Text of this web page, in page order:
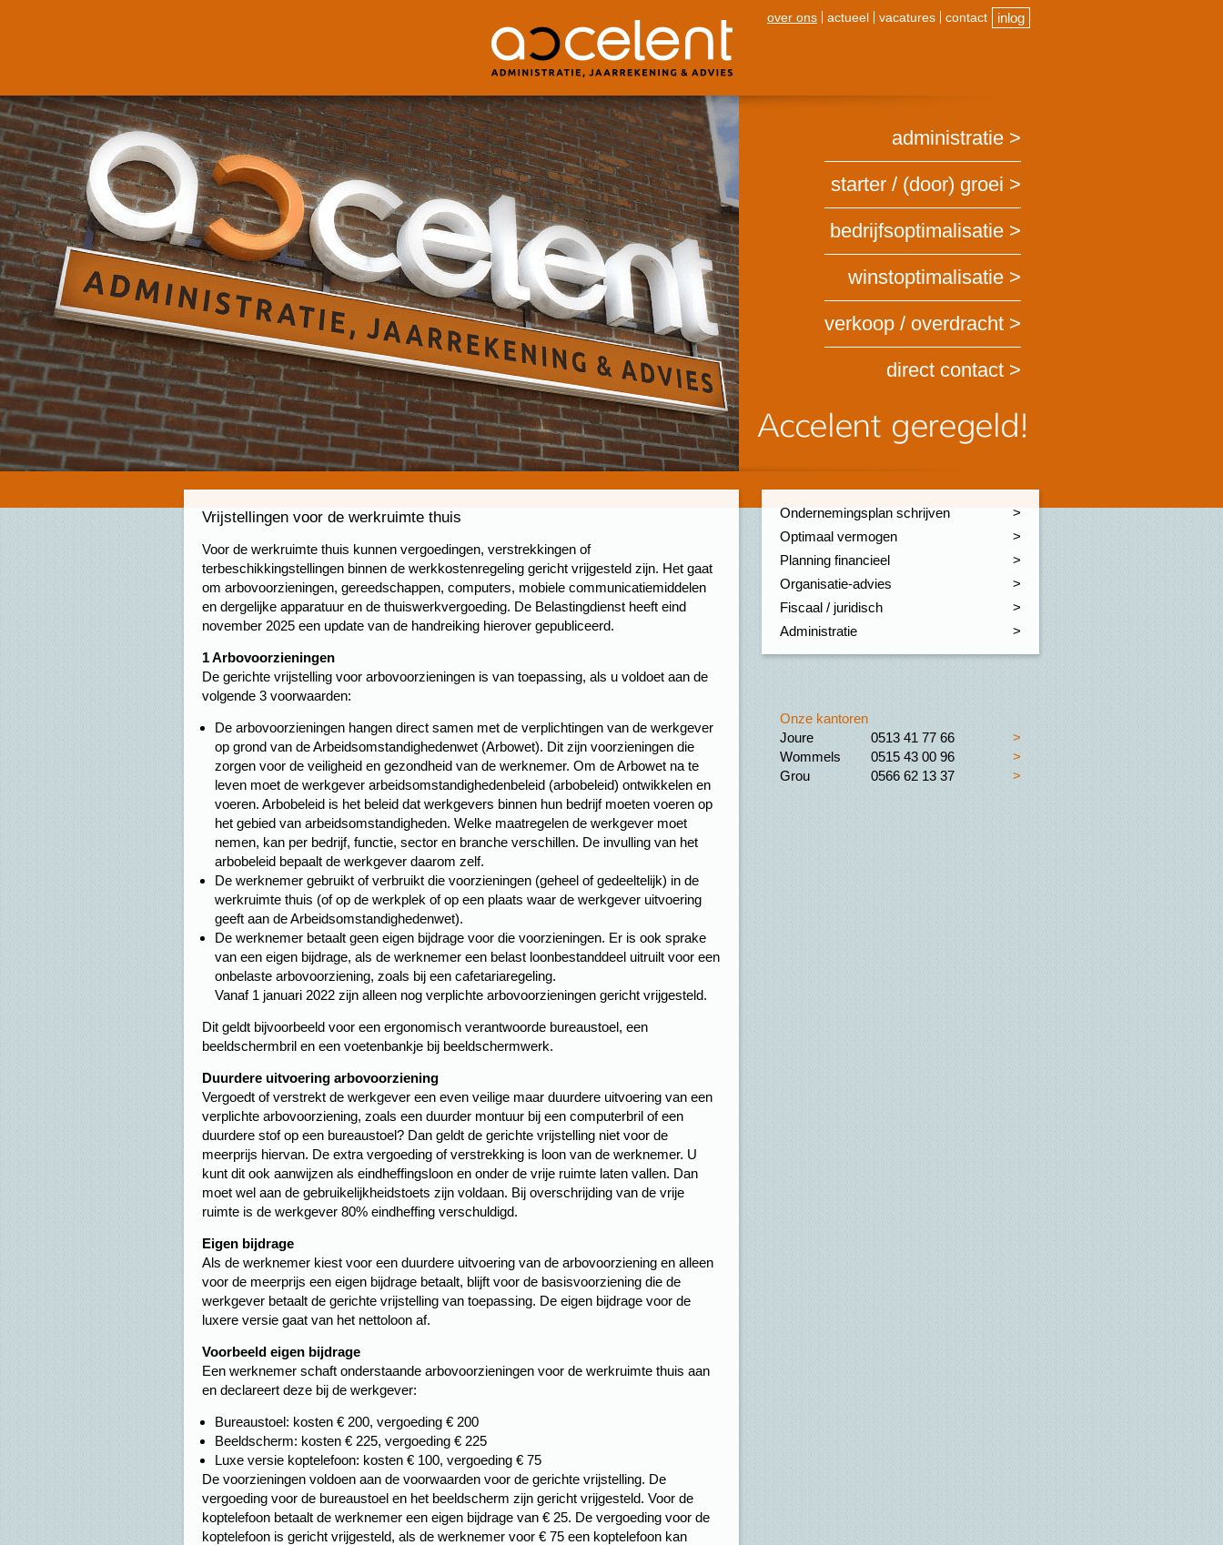
inlog
over ons actueel vacatures contact
administratie
starter / (door) groei
bedrijfsoptimalisatie
winstoptimalisatie
verkoop / overdracht
direct contact
Vrijstellingen voor de werkruimte thuis
Voor de werkruimte thuis kunnen vergoedingen, verstrekkingen of
terbeschikkingstellingen binnen de werkkostenregeling gericht vrijgesteld zijn. Het gaat
om arbovoorzieningen, gereedschappen, computers, mobiele communicatiemiddelen
en dergelijke apparatuur en de thuiswerkvergoeding. De Belastingdienst heeft eind
november 2025 een update van de handreiking hierover gepubliceerd.
1 Arbovoorzieningen
De gerichte vrijstelling voor arbovoorzieningen is van toepassing, als u voldoet aan de
volgende 3 voorwaarden:
De arbovoorzieningen hangen direct samen met de verplichtingen van de werkgever
op grond van de Arbeidsomstandighedenwet (Arbowet). Dit zijn voorzieningen die
zorgen voor de veiligheid en gezondheid van de werknemer. Om de Arbowet na te
leven moet de werkgever arbeidsomstandighedenbeleid (arbobeleid) ontwikkelen en
voeren. Arbobeleid is het beleid dat werkgevers binnen hun bedrijf moeten voeren op
het gebied van arbeidsomstandigheden. Welke maatregelen de werkgever moet
nemen, kan per bedrijf, functie, sector en branche verschillen. De invulling van het
arbobeleid bepaalt de werkgever daarom zelf.
De werknemer gebruikt of verbruikt die voorzieningen (geheel of gedeeltelijk) in de
werkruimte thuis (of op de werkplek of op een plaats waar de werkgever uitvoering
geeft aan de Arbeidsomstandighedenwet).
De werknemer betaalt geen eigen bijdrage voor die voorzieningen. Er is ook sprake
van een eigen bijdrage, als de werknemer een belast loonbestanddeel uitruilt voor een
onbelaste arbovoorziening, zoals bij een cafetariaregeling.
Vanaf 1 januari 2022 zijn alleen nog verplichte arbovoorzieningen gericht vrijgesteld.
Dit geldt bijvoorbeeld voor een ergonomisch verantwoorde bureaustoel, een
beeldschermbril en een voetenbankje bij beeldschermwerk.
Duurdere uitvoering arbovoorziening
Vergoedt of verstrekt de werkgever een even veilige maar duurdere uitvoering van een
verplichte arbovoorziening, zoals een duurder montuur bij een computerbril of een
duurdere stof op een bureaustoel? Dan geldt de gerichte vrijstelling niet voor de
meerprijs hiervan. De extra vergoeding of verstrekking is loon van de werknemer. U
kunt dit ook aanwijzen als eindheffingsloon en onder de vrije ruimte laten vallen. Dan
moet wel aan de gebruikelijkheidstoets zijn voldaan. Bij overschrijding van de vrije
ruimte is de werkgever 80% eindheffing verschuldigd.
Eigen bijdrage
Als de werknemer kiest voor een duurdere uitvoering van de arbovoorziening en alleen
voor de meerprijs een eigen bijdrage betaalt, blijft voor de basisvoorziening die de
werkgever betaalt de gerichte vrijstelling van toepassing. De eigen bijdrage voor de
luxere versie gaat van het nettoloon af.
Voorbeeld eigen bijdrage
Een werknemer schaft onderstaande arbovoorzieningen voor de werkruimte thuis aan
en declareert deze bij de werkgever:
Bureaustoel: kosten € 200, vergoeding € 200
Beeldscherm: kosten € 225, vergoeding € 225
Luxe versie koptelefoon: kosten € 100, vergoeding € 75
De voorzieningen voldoen aan de voorwaarden voor de gerichte vrijstelling. De
vergoeding voor de bureaustoel en het beeldscherm zijn gericht vrijgesteld. Voor de
koptelefoon betaalt de werknemer een eigen bijdrage van € 25. De vergoeding voor de
koptelefoon is gericht vrijgesteld, als de werknemer voor € 75 een koptelefoon kan
Ondernemingsplan schrijven
Optimaal vermogen
Planning financieel
Organisatie-advies
Fiscaal / juridisch
Administratie
Onze kantoren
Joure
0513 41 77 66
>
Wommels
0515 43 00 96
>
Grou
0566 62 13 37 >